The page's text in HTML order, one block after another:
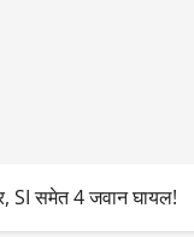
SI समेत 4 जवान घायल!